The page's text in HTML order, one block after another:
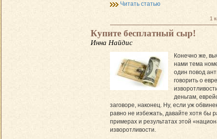
Читать статью
1
Купите бесплатный сыр!
Инна Найдис
Конечно же,
нами тема
один повод
говорить о
деньгам,
заговоре, наконец. Ну, если уж
равно не избежать, давайте хотя бы
примерах и результатах этой
изворотливости.